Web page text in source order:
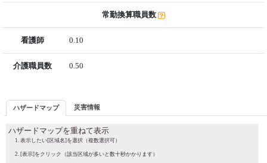
常勤換算職員数
看護師 0.10
介護職員数 0.50
ハザードマップ 災害情報
ハザードマップを重ねて表示
表示したい[区域名]を選択（複数選択可）
[表示]をクリック（該当区域が多いと数十秒かかります）